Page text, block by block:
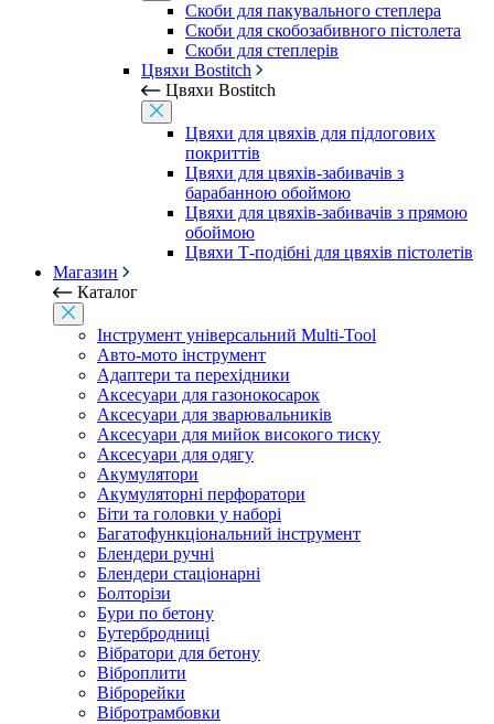
Скоби для пакувального степлера
Скоби для скобозабивного пістолета
Скоби для степлерів
Цвяхи Bostitch
Цвяхи Bostitch
Цвяхи для цвяхів для підлогових
покриттів
Цвяхи для цвяхів-забивачів з
барабанною обоймою
Цвяхи для цвяхів-забивачів з прямою
обоймою
Цвяхи Т-подібні для цвяхів пістолетів
Магазин
Каталог
Інструмент універсальний Multi-Tool
Авто-мото інструмент
Адаптери та перехідники
Аксесуари для газонокосарок
Аксесуари для зварювальників
Аксесуари для мийок високого тиску
Аксесуари для одягу
Акумулятори
Акумуляторні перфоратори
Біти та головки у наборі
Багатофункціональний інструмент
Блендери ручні
Блендери стаціонарні
Болторізи
Бури по бетону
Бутербродниці
Вібратори для бетону
Віброплити
Віброрейки
Вібротрамбовки